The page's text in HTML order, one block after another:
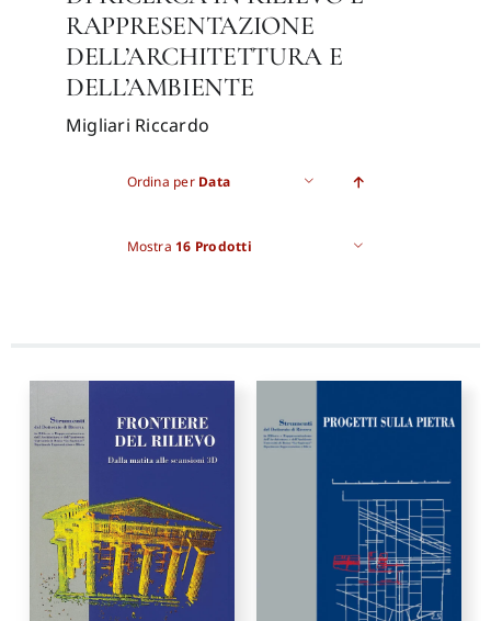
RAPPRESENTAZIONE
DELL’ARCHITETTURA E
DELL’AMBIENTE
Migliari Riccardo
Ordina per Data
Mostra 16 Prodotti